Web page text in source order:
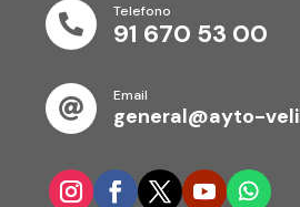

Telefono
91 670 53 00

Email
general@ayto-